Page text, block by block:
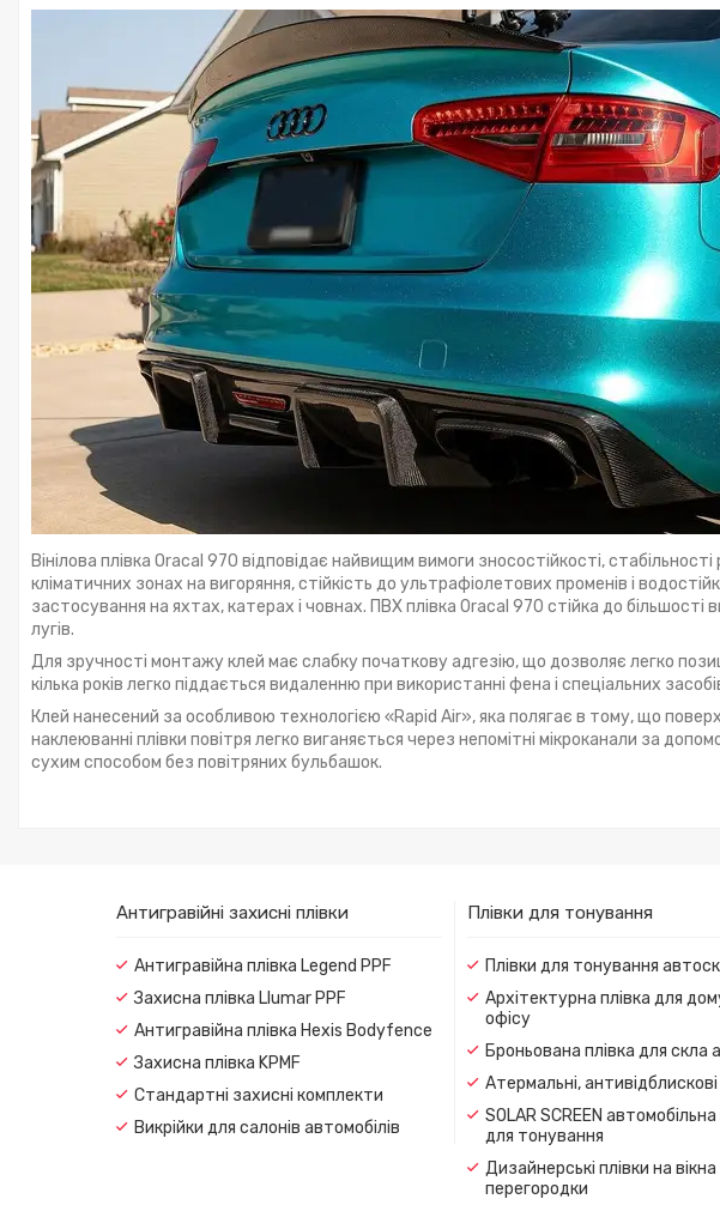
Вінілова плівка Oracal 970 відповідає найвищим вимоги зносостійкості,
кліматичних зонах на вигоряння, стійкість до ультрафіолетових променів і
застосування на яхтах, катерах і човнах. ПВХ плівка Oracal 970 стійка до більшості
лугів.
Для зручності монтажу клей має слабку початкову адгезію, що дозволяє легко
кілька років легко піддається видаленню при використанні фена і спеціальних
Клей нанесений за особливою технологією «Rapid Air», яка полягає в тому, що
наклеюванні плівки повітря легко виганяється через непомітні мікроканали за
сухим способом без повітряних бульбашок.
Антигравійні захисні плівки
Антигравійна плівка Legend PPF
Захисна плівка Llumar PPF
Антигравійна плівка Hexis Bodyfence
Захисна плівка KPMF
Стандартні захисні комплекти
Викрійки для салонів автомобілів
Плівки для тонування
Плівки для тонування
Архітектурна плівка для
офісу
Броньована плівка для скла
Атермальні, антивідблискові
SOLAR SCREEN автомобільна
для тонування
Дизайнерські плівки на
перегородки